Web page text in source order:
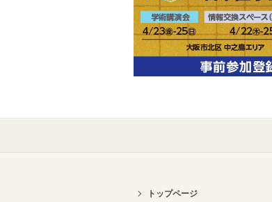
トップページ